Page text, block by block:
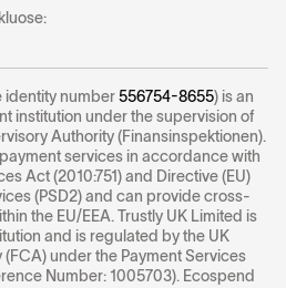
identity number556754-8655) is an
institution under the supervision of
Authority (Finansinspektionen).
services in accordance with
Act (2010:751) and Directive (EU)
(PSD2) and can provide cross-
the EU/EEA. Trustly UK Limited is
and is regulated by the UK
under the Payment Services
Number: 1005703). Ecospend